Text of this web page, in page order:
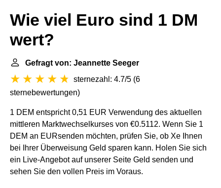
Wie viel Euro sind 1 DM
wert?
Gefragt von: Jeannette Seeger
sternezahl: 4.7/5 (6
sternebewertungen)
1 DEM entspricht 0,51 EUR Verwendung des aktuellen
mittleren Marktwechselkurses von €0.5112. Wenn Sie 1
DEM an EURsenden möchten, prüfen Sie, ob Xe Ihnen
bei Ihrer Überweisung Geld sparen kann. Holen Sie sich
ein Live-Angebot auf unserer Seite Geld senden und
sehen Sie den vollen Preis im Voraus.